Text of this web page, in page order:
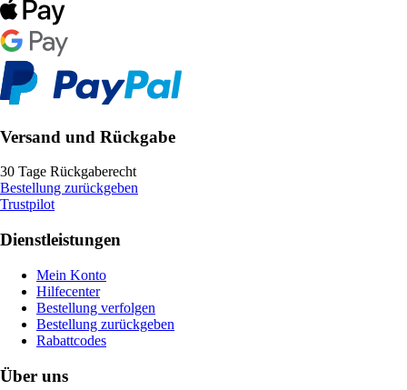
Versand und Rückgabe
30 Tage Rückgaberecht
Bestellung zurückgeben
Trustpilot
Dienstleistungen
Mein Konto
Hilfecenter
Bestellung verfolgen
Bestellung zurückgeben
Rabattcodes
Über uns